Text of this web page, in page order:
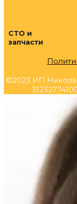
СТО и
запчасти
©2023 ИП